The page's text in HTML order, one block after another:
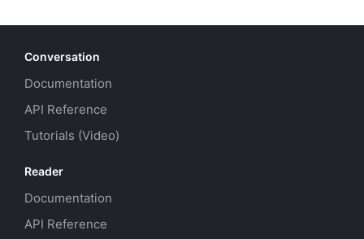
Conversation
Documentation
API Reference
Tutorials (Video)
Reader
Documentation
API Reference